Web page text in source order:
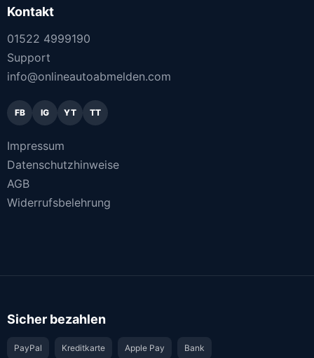
Kontakt
01522 4999190
Support
info@onlineautoabmelden.com
FB IG YT TT
Impressum
Datenschutzhinweise
AGB
Widerrufsbelehrung
Sicher bezahlen
PayPal Kreditkarte Apple Pay Bank